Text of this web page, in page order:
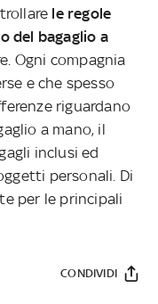
le regole
del bagaglio a
Ogni compagnia
e che spesso
riguardano
a mano, il
inclusi ed
personali. Di
per le principali
CONDIVIDI